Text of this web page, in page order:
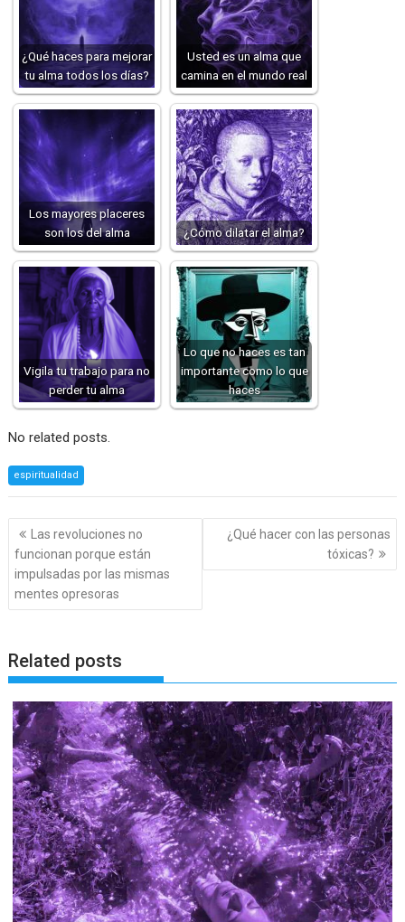
¿Qué haces para mejorar
tu alma todos los días?
Usted es un alma que
camina en el mundo real
Los mayores placeres
son los del alma
¿Cómo dilatar el alma?
Vigila tu trabajo para no
perder tu alma
Lo que no haces es tan
importante como lo que
haces
No related posts.
espiritualidad
Navegación
de
entradas
Las revoluciones no
funcionan porque están
impulsadas por las mismas
mentes opresoras
¿Qué hacer con las personas
tóxicas?
Related posts